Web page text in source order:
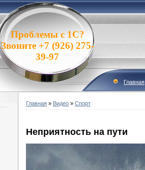
Проблемы с 1С?
Звоните +7 (926) 275-
39-97
Главная
Главная » Видео » Спорт
Неприятность на пути